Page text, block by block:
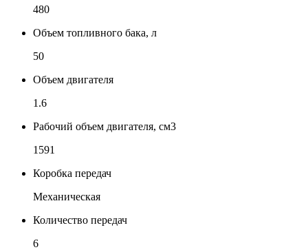
480
Объем топливного бака, л
50
Объем двигателя
1.6
Рабочий объем двигателя, см3
1591
Коробка передач
Механическая
Количество передач
6